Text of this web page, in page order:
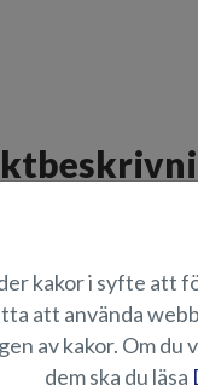
Gör
kakor i syfte att
att använda
av kakor. Om du
dem ska du läsa